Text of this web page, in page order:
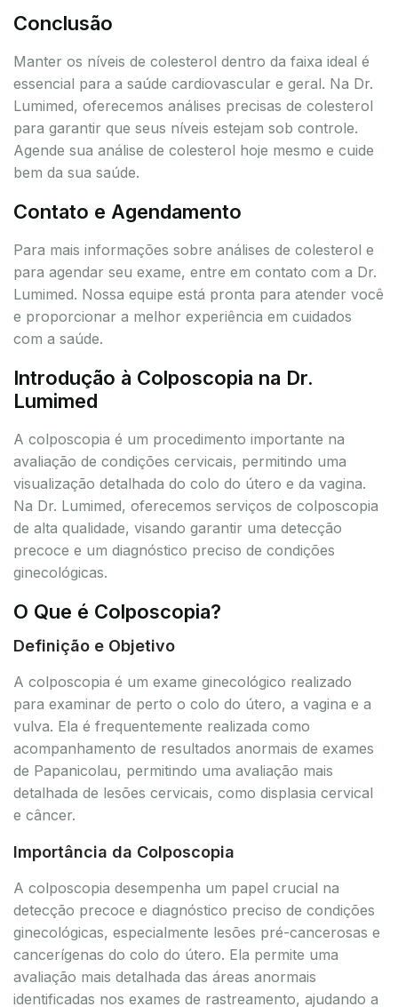
Conclusão
Manter os níveis de colesterol dentro da faixa ideal é
essencial para a saúde cardiovascular e geral. Na Dr.
Lumimed, oferecemos análises precisas de colesterol
para garantir que seus níveis estejam sob controle.
Agende sua análise de colesterol hoje mesmo e cuide
bem da sua saúde.
Contato e Agendamento
Para mais informações sobre análises de colesterol e
para agendar seu exame, entre em contato com a Dr.
Lumimed. Nossa equipe está pronta para atender você
e proporcionar a melhor experiência em cuidados
com a saúde.
Introdução à Colposcopia na Dr.
Lumimed
A colposcopia é um procedimento importante na
avaliação de condições cervicais, permitindo uma
visualização detalhada do colo do útero e da vagina.
Na Dr. Lumimed, oferecemos serviços de colposcopia
de alta qualidade, visando garantir uma detecção
precoce e um diagnóstico preciso de condições
ginecológicas.
O Que é Colposcopia?
Definição e Objetivo
A colposcopia é um exame ginecológico realizado
para examinar de perto o colo do útero, a vagina e a
vulva. Ela é frequentemente realizada como
acompanhamento de resultados anormais de exames
de Papanicolau, permitindo uma avaliação mais
detalhada de lesões cervicais, como displasia cervical
e câncer.
Importância da Colposcopia
A colposcopia desempenha um papel crucial na
detecção precoce e diagnóstico preciso de condições
ginecológicas, especialmente lesões pré-cancerosas e
cancerígenas do colo do útero. Ela permite uma
avaliação mais detalhada das áreas anormais
identificadas nos exames de rastreamento, ajudando a